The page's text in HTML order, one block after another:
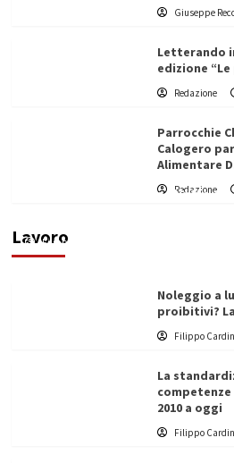
Giuseppe
Letterando
edizione
Redazione
Parrocchie
Calogero
Alimentare
Redazione
Lavoro
Vino in Italia: il giro d’affari
Filippo Cardinale
Noleggio a
proibitivi?
Filippo
La
2010 a oggi
Filippo